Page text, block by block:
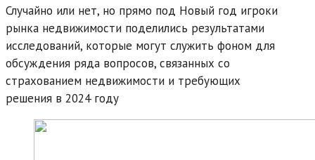
Случайно или нет, но прямо под Новый год игроки
рынка недвижимости поделились результатами
исследований, которые могут служить фоном для
обсуждения ряда вопросов, связанных со
страхованием недвижимости и требующих
решения в 2024 году